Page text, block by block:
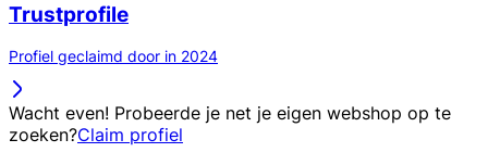
Trustprofile
Profiel geclaimd door in 2024
Wacht even! Probeerde je net je eigen webshop op te
zoeken?Claim profiel